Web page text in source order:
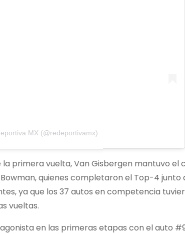
MX (@redeportivamx)
la primera vuelta, Van Gisbergen mantuvo
quienes completaron el Top-4 junto
ya que los 37 autos en competencia
vueltas.
en las primeras etapas con el auto